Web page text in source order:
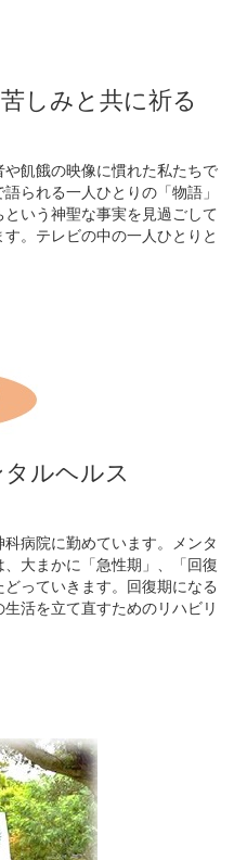
しみと共に祈る
飢餓の映像に慣れた私たちで
られる一人ひとりの「物語」
いう神聖な事実を見過ごして
。テレビの中の一人ひとりと
タルヘルス
病院に勤めています。メンタ
大まかに「急性期」、「回復
っていきます。回復期になる
活を立て直すためのリハビリ